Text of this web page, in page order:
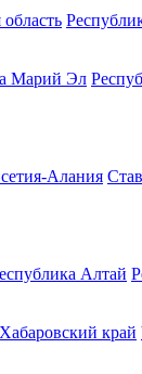
Марий Эл
Алания
Алтай
Хабаровский край